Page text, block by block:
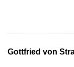
Gottfried von